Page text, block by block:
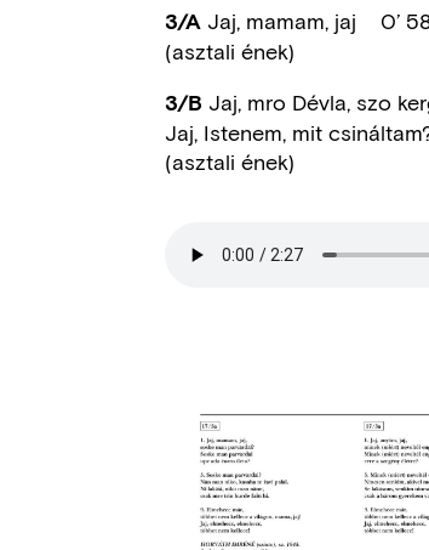
3/A Jaj, mamam, jaj 0’
(asztali ének)
3/B Jaj, mro Dévla, szo
Jaj, Istenem, mit
(asztali ének)